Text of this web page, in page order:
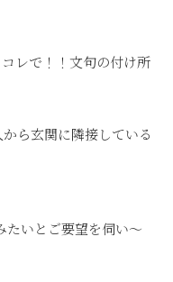
レで！！文句の付け所
ら玄関に隣接している
たいとご要望を伺い～